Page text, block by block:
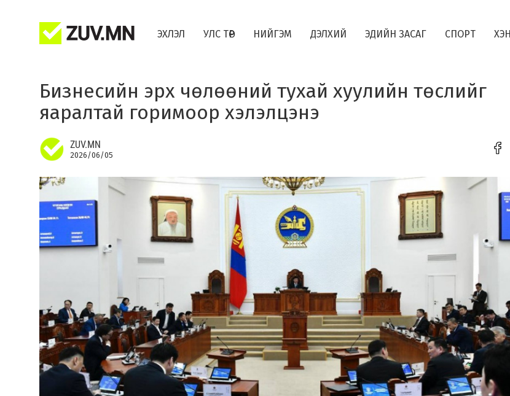
ЭХЛЭЛ УЛС ТӨР НИЙГЭМ ДЭЛХИЙ ЭДИЙН ЗАСАГ СПОРТ
Бизнесийн эрх чөлөөний тухай хуулийн төслийг
яаралтай горимоор хэлэлцэнэ
ZUV.MN
2026/06/05